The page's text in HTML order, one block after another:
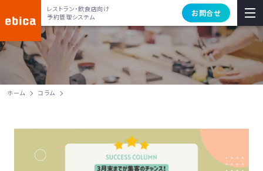
レストラン・飲食店向け
予約管理システム
お問合せ
ホーム コラム